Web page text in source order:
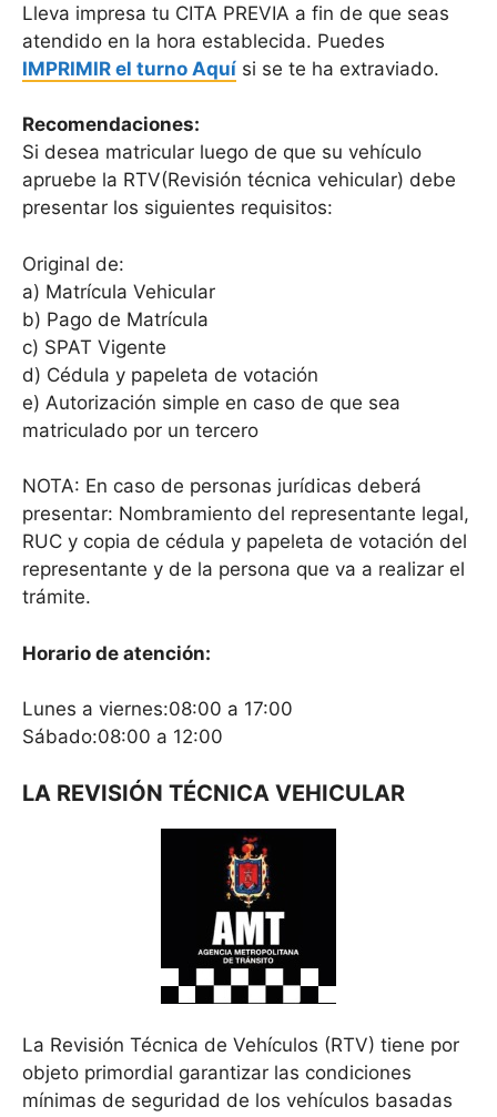
Lleva impresa tu CITA PREVIA a fin de que seas
atendido en la hora establecida. Puedes
IMPRIMIR el turno Aquí si se te ha extraviado.
Recomendaciones:
Si desea matricular luego de que su vehículo
apruebe la RTV(Revisión técnica vehicular) debe
presentar los siguientes requisitos:
Original de:
a) Matrícula Vehicular
b) Pago de Matrícula
c) SPAT Vigente
d) Cédula y papeleta de votación
e) Autorización simple en caso de que sea
matriculado por un tercero
NOTA: En caso de personas jurídicas deberá
presentar: Nombramiento del representante legal,
RUC y copia de cédula y papeleta de votación del
representante y de la persona que va a realizar el
trámite.
Horario de atención:
Lunes a viernes:08:00 a 17:00
Sábado:08:00 a 12:00
LA REVISIÓN TÉCNICA VEHICULAR
La Revisión Técnica de Vehículos (RTV) tiene por
objeto primordial garantizar las condiciones
mínimas de seguridad de los vehículos basadas